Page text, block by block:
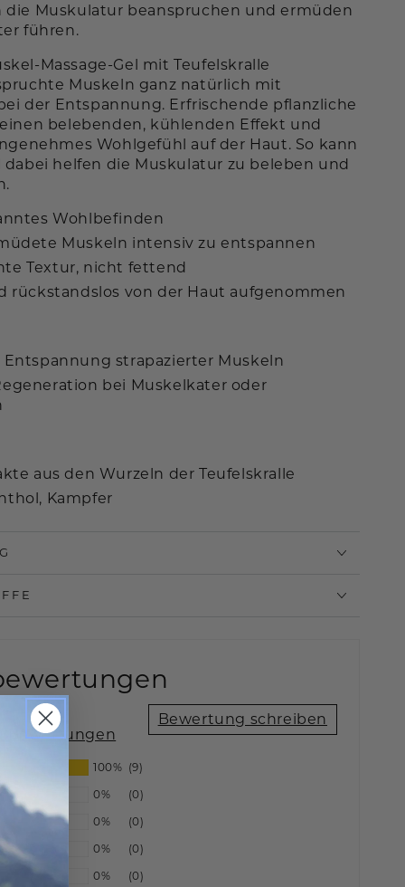
die Muskulatur beanspruchen und ermüden
führen.
Massage-Gel mit Teufelskralle
Muskeln ganz natürlich mit
der Entspannung. Erfrischende pflanzliche
belebenden, kühlenden Effekt und
Wohlgefühl auf der Haut. So kann
dabei helfen die Muskulatur zu beleben und
Wohlbefinden
Muskeln intensiv zu entspannen
Textur, nicht fettend
rückstandslos von der Haut aufgenommen
strapazierter Muskeln
bei Muskelkater oder
aus den Wurzeln der Teufelskralle
Kampfer
Bewertungen
Bewertung schreiben
100% (9)
0%
(0)
0%
(0)
0%
(0)
0%
(0)